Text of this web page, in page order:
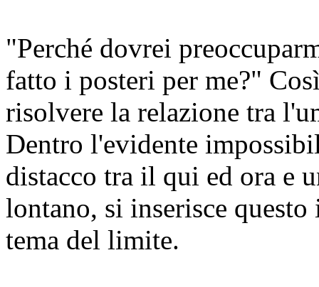
"Perché dovrei
fatto i posteri per me?"
risolvere la relazione tra
Dentro l'evidente
distacco tra il qui ed ora e
lontano, si inserisce
tema del limite.